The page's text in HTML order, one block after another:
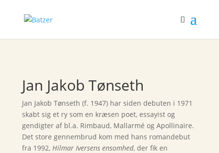
Jan Jakob Tønseth
Jan Jakob Tønseth (f. 1947) har siden debuten i 1971
skabt sig et ry som en kræsen poet, essayist og
gendigter af bl.a. Rimbaud, Mallarmé og Apollinaire.
Det store gennembrud kom med hans romandebut
fra 1992, Hilmar Iversens ensomhed, der fik en